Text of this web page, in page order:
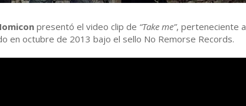
presentó el video clip de “Take me”, perteneciente a
en octubre de 2013 bajo el sello No Remorse Records.